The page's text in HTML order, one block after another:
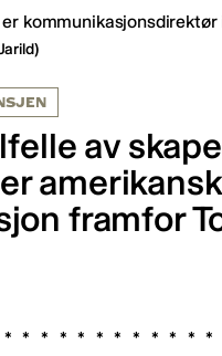
av
amerikansk
framfor